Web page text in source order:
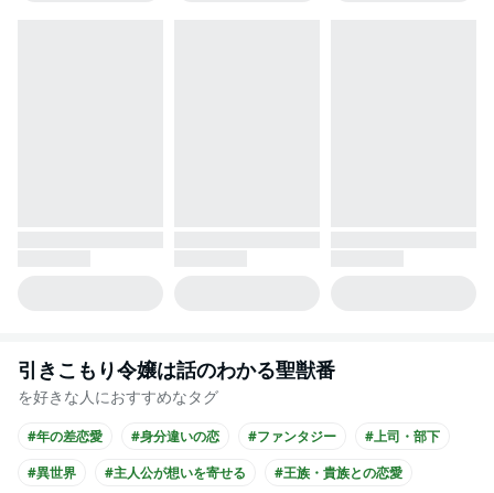
引きこもり令嬢は話のわかる聖獣番
を好きな人におすすめなタグ
#年の差恋愛 #身分違いの恋 #ファンタジー
#上司・部下
#異世界
#主人公が想いを寄せる
#王族・貴族との恋愛